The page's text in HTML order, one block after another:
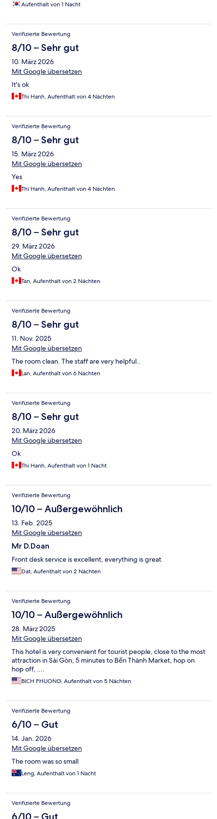
Aufenthalt von 1 Nacht
Verifizierte Bewertung
8/10 – Sehr gut
10. März 2026
Mit Google übersetzen
It's ok
Thi Hanh, Aufenthalt von 4 Nächten
Verifizierte Bewertung
8/10 – Sehr gut
15. März 2026
Mit Google übersetzen
Yes
Thi Hanh, Aufenthalt von 4 Nächten
Verifizierte Bewertung
8/10 – Sehr gut
29. März 2026
Mit Google übersetzen
Ok
Tan, Aufenthalt von 2 Nächten
Verifizierte Bewertung
8/10 – Sehr gut
11. Nov. 2025
Mit Google übersetzen
The room clean. The staff are very helpful..
Lan, Aufenthalt von 6 Nächten
Verifizierte Bewertung
8/10 – Sehr gut
20. März 2026
Mit Google übersetzen
Ok
Thi Hanh, Aufenthalt von 1 Nacht
Verifizierte Bewertung
10/10 – Außergewöhnlich
13. Feb. 2025
Mit Google übersetzen
Mr D.Doan
Front desk service is excellent, everything is great
Dat, Aufenthalt von 2 Nächten
Verifizierte Bewertung
10/10 – Außergewöhnlich
28. März 2025
Mit Google übersetzen
This hotel is very convenient for tourist people, close to the most
attraction in Sài Gòn, 5 minutes to Bến Thành Market, hop on
hop off, ....
BICH PHUONG, Aufenthalt von 5 Nächten
Verifizierte Bewertung
6/10 – Gut
14. Jan. 2026
Mit Google übersetzen
The room was so small
Leng, Aufenthalt von 1 Nacht
Verifizierte Bewertung